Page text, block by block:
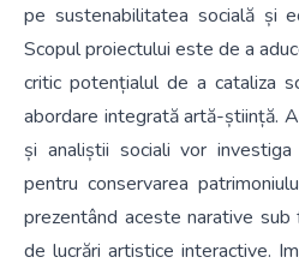
pe sustenabilitatea socială și
Scopul proiectului este de a
critic potențialul de a cataliza
abordare integrată artă-știință.
și analiștii sociali vor
pentru conservarea
prezentând aceste narative
de lucrări artistice interactive.